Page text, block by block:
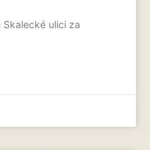
ulici za